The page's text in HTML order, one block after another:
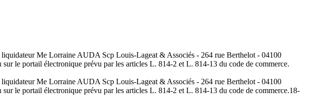
Me Lorraine AUDA Scp Louis-Lageat & Associés - 264 rue Berthelot - 04100
le portail électronique prévu par les articles L. 814-2 et L. 814-13 du code de commerce.
Me Lorraine AUDA Scp Louis-Lageat & Associés - 264 rue Berthelot - 04100
le portail électronique prévu par les articles L. 814-2 et L. 814-13 du code de commerce.18-